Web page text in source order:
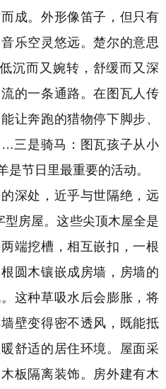
成。外形像笛子，但只有
乐空灵悠远。楚尔的意思
沉而又婉转，舒缓而又深
的一条通路。在图瓦人传
让奔跑的猎物停下脚步、
三是骑马：图瓦孩子从小
节日里最重要的活动。
深处，近乎与世隔绝，远
型房屋。这些尖顶木屋全是
端挖槽，相互嵌扣，一根
圆木镶嵌成房墙，房墙的
这种草吸水后会膨胀，将
壁变得密不透风，既能抵
舒适的居住环境。屋面采
板隔离装饰。房外建有木